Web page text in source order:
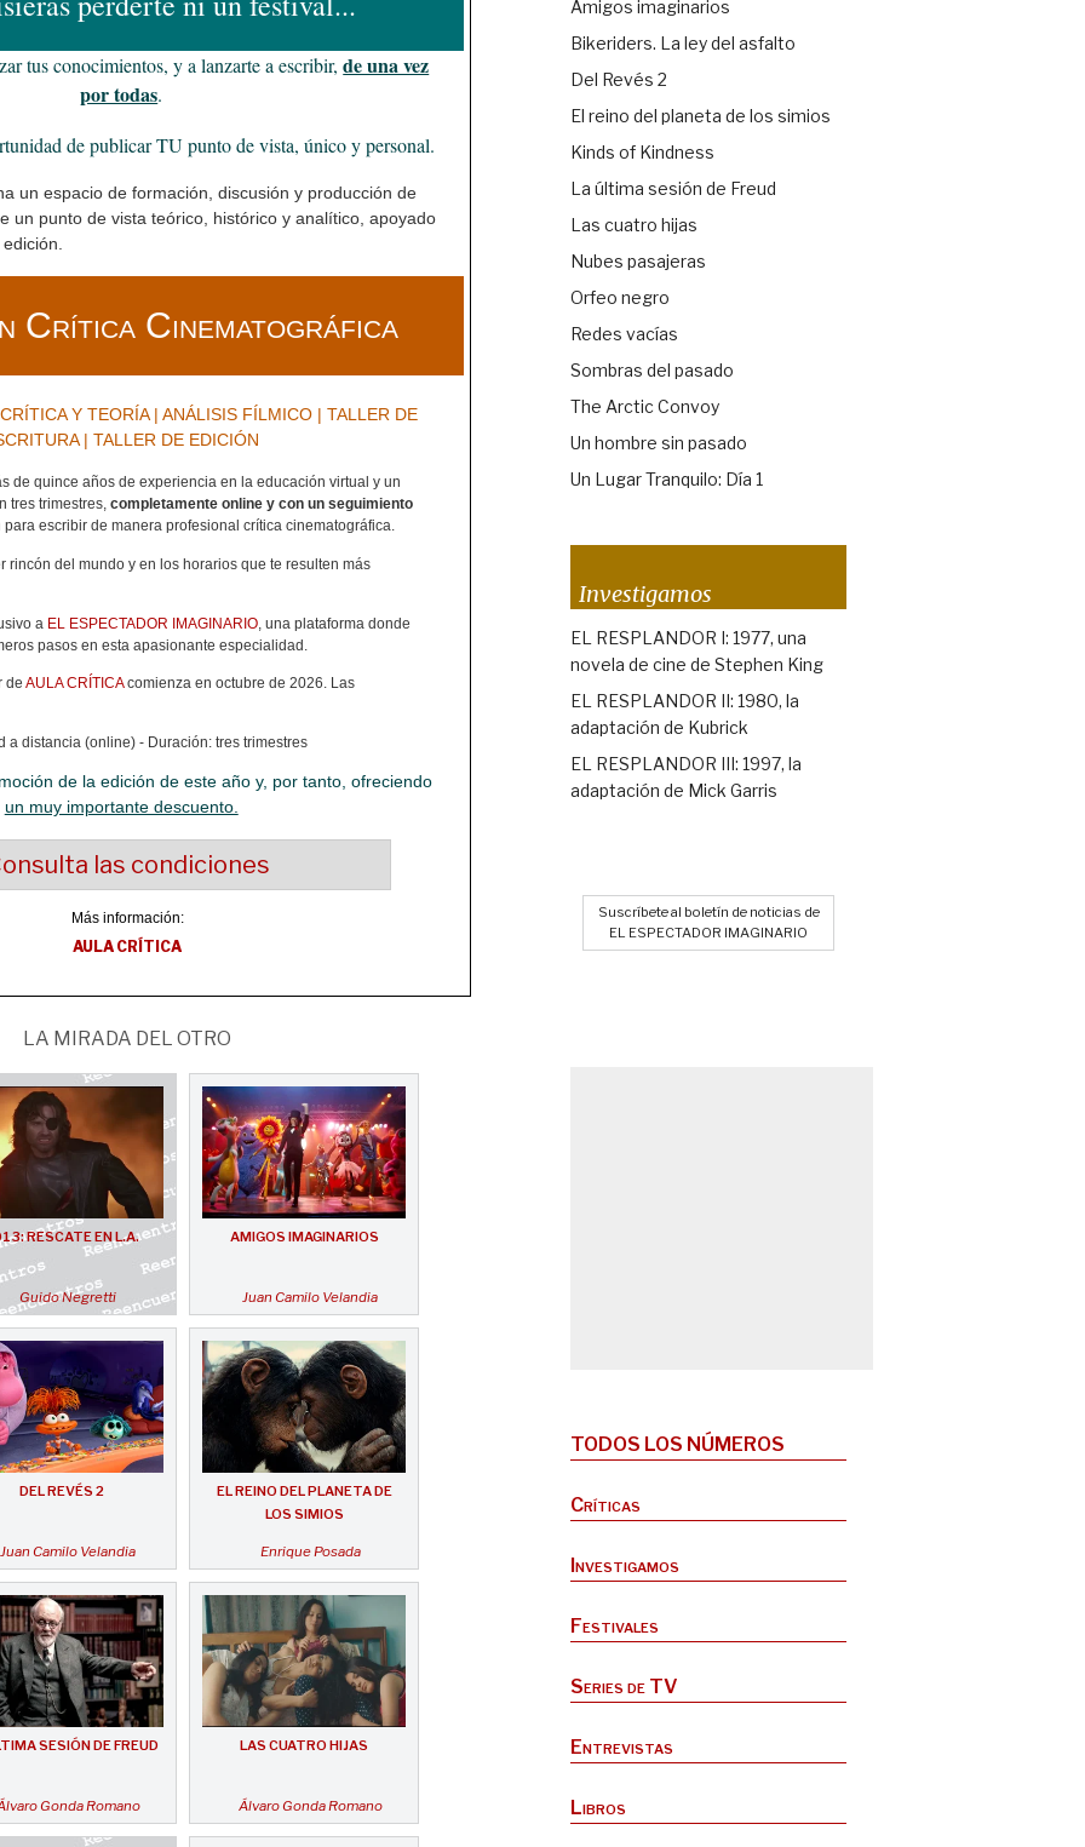
tus conocimientos, y a lanzarte a escribir,de una vez
por todas.
de publicar TU punto de vista, único y personal.
un espacio de formación, discusión y producción de
un punto de vista teórico, histórico y analítico, apoyado
Crítica Cinematográfica
Y TEORÍA | ANÁLISIS FÍLMICO | TALLER DE
| TALLER DE EDICIÓN
de quince años de experiencia en la educación virtual y un
tres trimestres, completamente online y con un seguimiento
para escribir de manera profesional crítica cinematográfica.
rincón del mundo y en los horarios que te resulten más
a EL ESPECTADOR IMAGINARIO, una plataforma donde
pasos en esta apasionante especialidad.
de AULA CRÍTICAcomienza en octubre de 2026. Las
a distancia (online) - Duración: tres trimestres
de la edición de este año y, por tanto, ofreciendo
un muy importante descuento.
las condiciones
Más información:
AULA CRÍTICA
LA MIRADA DEL OTRO
RESCATE EN L.A.
Guido Negretti
AMIGOS IMAGINARIOS
Juan Camilo Velandia
DEL REVÉS 2
Juan Camilo Velandia
EL REINO DEL PLANETA DE
LOS SIMIOS
Enrique Posada
SESIÓN DE FREUD
Gonda Romano
LAS CUATRO HIJAS
Álvaro Gonda Romano
Amigos imaginarios
Bikeriders. La ley del asfalto
Del Revés 2
El reino del planeta de los simios
Kinds of Kindness
La última sesión de Freud
Las cuatro hijas
Nubes pasajeras
Orfeo negro
Redes vacías
Sombras del pasado
The Arctic Convoy
Un hombre sin pasado
Un Lugar Tranquilo: Día 1
Investigamos
EL RESPLANDOR I: 1977, una
novela de cine de Stephen King
EL RESPLANDOR II: 1980, la
adaptación de Kubrick
EL RESPLANDOR III: 1997, la
adaptación de Mick Garris
Suscríbete al boletín de noticias de
EL ESPECTADOR IMAGINARIO
TODOS LOS NÚMEROS
Críticas
Investigamos
Festivales
Series de TV
Entrevistas
Libros